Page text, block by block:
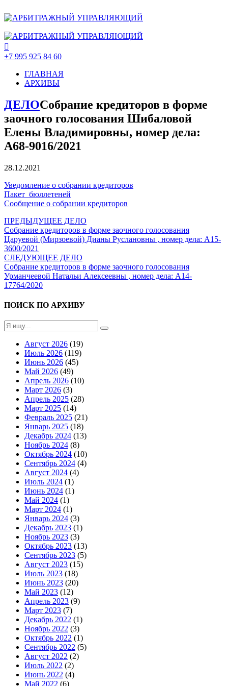
+7 995 925 84 60
ГЛАВНАЯ
АРХИВЫ
ДЕЛОСобрание кредиторов в форме
заочного голосования Шибаловой
Елены Владимировны, номер дела:
А68-9016/2021
28.12.2021
Уведомление о собрании кредиторов
Пакет_бюллетеней
Сообщение о собрании кредиторов
ПРЕДЫДУЩЕЕ ДЕЛО
Собрание кредиторов в форме заочного голосования
Царуевой (Мирзоевой) Дианы Руслановны , номер дела: А15-
3600/2021
СЛЕДУЮЩЕЕ ДЕЛО
Собрание кредиторов в форме заочного голосования
Урманчеевой Натальи Алексеевны , номер дела: А14-
17764/2020
ПОИСК ПО АРХИВУ
Август 2026 (19)
Июль 2026 (119)
Июнь 2026 (45)
Май 2026 (49)
Апрель 2026 (10)
Март 2026 (3)
Апрель 2025 (28)
Март 2025 (14)
Февраль 2025 (21)
Январь 2025 (18)
Декабрь 2024 (13)
Ноябрь 2024 (8)
Октябрь 2024 (10)
Сентябрь 2024 (4)
Август 2024 (4)
Июль 2024 (1)
Июнь 2024 (1)
Май 2024 (1)
Март 2024 (1)
Январь 2024 (3)
Декабрь 2023 (1)
Ноябрь 2023 (3)
Октябрь 2023 (13)
Сентябрь 2023 (5)
Август 2023 (15)
Июль 2023 (18)
Июнь 2023 (20)
Май 2023 (12)
Апрель 2023 (9)
Март 2023 (7)
Декабрь 2022 (1)
Ноябрь 2022 (3)
Октябрь 2022 (1)
Сентябрь 2022 (5)
Август 2022 (2)
Июль 2022 (2)
Июнь 2022 (4)
Май 2022 (6)